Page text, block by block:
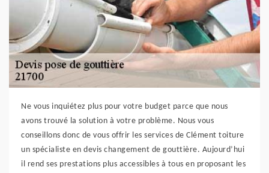
Ne vous inquiétez plus pour votre budget parce que nous
avons trouvé la solution à votre problème. Nous vous
conseillons donc de vous offrir les services de Clément toiture
un spécialiste en devis changement de gouttière. Aujourd’hui
il rend ses prestations plus accessibles à tous en proposant les